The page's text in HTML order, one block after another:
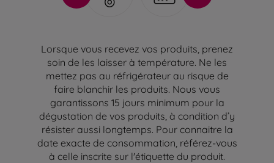
Lorsque vous recevez vos produits, prenez
soin de les laisser à température. Ne les
mettez pas au réfrigérateur au risque de
faire blanchir les produits. Nous vous
garantissons 15 jours minimum pour la
dégustation de vos produits, à condition d’y
résister aussi longtemps. Pour connaitre la
date exacte de consommation, référez-vous
à celle inscrite sur l'étiquette du produit.